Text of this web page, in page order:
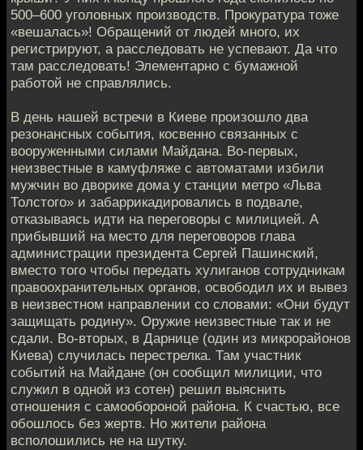
500–600 уголовных производств. Прокуратура тоже
«вешалась»! Обращений от людей много, их
регистрируют, а расследовать не успевают. Да что
там расследовать! Элементарно с бумажной
работой не справлялись.
В день нашей встречи в Киеве произошло два
резонансных события, косвенно связанных с
вооруженными силами Майдана. Во-первых,
неизвестные в камуфляже с автоматами избили
мужчин во дворике дома у станции метро «Льва
Толстого» и забаррикадировались в подвале,
отказываясь идти на переговоры с милицией. А
прибывший на место для переговоров глава
администрации президента Сергей Пашинский,
вместо того чтобы передать хулиганов сотрудникам
правоохранительных органов, освободил их и вывез
в неизвестном направлении со словами: «Они будут
защищать родину». Оружие неизвестные так и не
сдали. Во-вторых, в Дарнице (один из микрорайонов
Киева) случилась перестрелка. Там участник
событий на Майдане (он сообщил милиции, что
служил в одной из сотен) решил выяснить
отношения с самообороной района. К счастью, все
обошлось без жертв. Но жители района
всполошились не на шутку.